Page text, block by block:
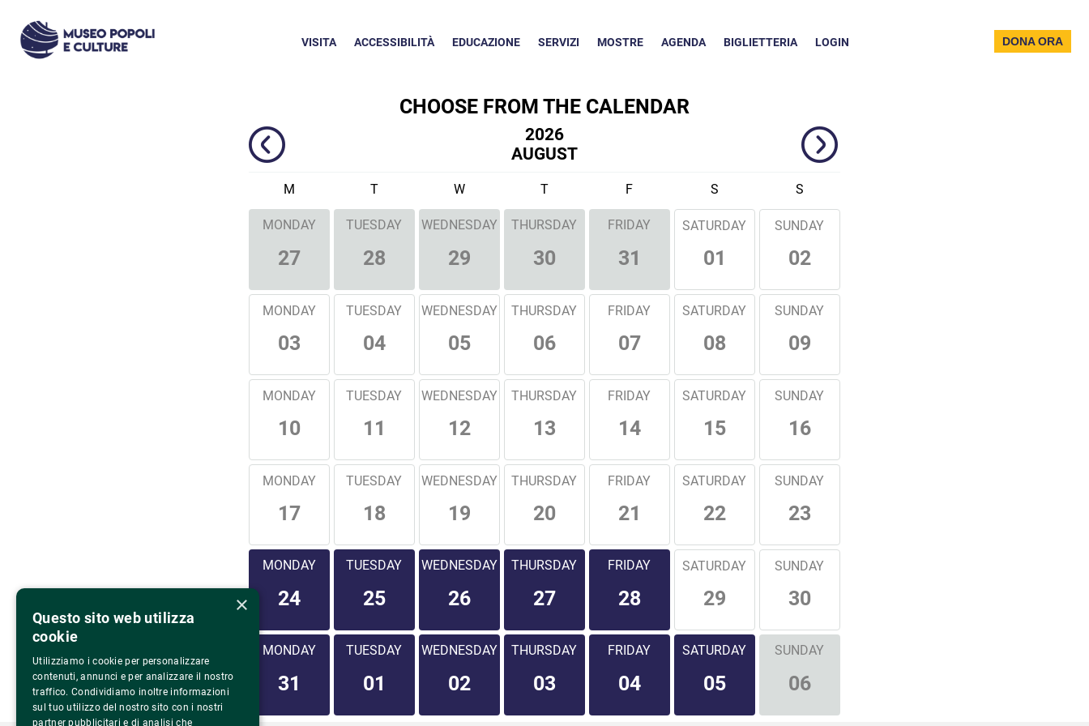
LOGIN
BIGLIETTERIA
AGENDA
MOSTRE
SERVIZI
EDUCAZIONE
ACCESSIBILITÀ
VISITA DONA ORA
CHOOSE FROM THE CALENDAR
2026
AUGUST
M T W T F S S
MONDAY
27
TUESDAY
28
WEDNESDAY
29
THURSDAY
30
FRIDAY
31
SATURDAY
01
SUNDAY
02
MONDAY
03
TUESDAY
04
WEDNESDAY
05
THURSDAY
06
FRIDAY
07
SATURDAY
08
SUNDAY
09
MONDAY
10
TUESDAY
11
WEDNESDAY
12
THURSDAY
13
FRIDAY
14
SATURDAY
15
SUNDAY
16
MONDAY
17
TUESDAY
18
WEDNESDAY
19
THURSDAY
20
FRIDAY
21
SATURDAY
22
SUNDAY
23
MONDAY
24
TUESDAY
25
WEDNESDAY
26
THURSDAY
27
FRIDAY
28
SATURDAY
29
SUNDAY
30
MONDAY
31
TUESDAY
01
WEDNESDAY
02
THURSDAY
03
FRIDAY
04
SATURDAY
05
SUNDAY
06
×
Questo sito web utilizza
cookie
Utilizziamo i cookie per personalizzare
contenuti, annunci e per analizzare il nostro
traffico. Condividiamo inoltre informazioni
sul tuo utilizzo del nostro sito con i nostri
partner pubblicitari e di analisi che